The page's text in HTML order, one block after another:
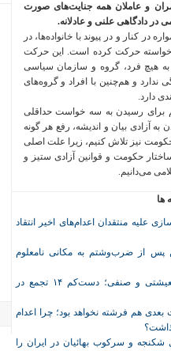
و عاملان همه جنایت‌های صورت
در دادگاهی علنی و عادلانه.
در کنار و در پیوند با خانواده‌ها، در
حرکت کرده است. این حرکت
به هیچ فرد، گروه و سازمان سیاسی
ندارد و هم‌چنین با افراد و گروه‌های
دارد.
برای رسیدن به سه خواست حداقلی
به آزادی بیان و اندیشه، رفع هر گونه
حکومت نیز تلاش کنیم، زیرا علت اصلی
حکومت و قوانین آزادی ستیز و
می‌دانیم.
ها
علیه منتقدان اعدام‌های اخیر انتقاد
پس از ضرب‌وشتم به مکانی نامعلوم
موج تازه اعتراض‌های معیشتی و صنفی؛ دست‌کم ۱۴ تجمع در
هم فرشته نخواهد بود؛ چرا اعدام
و سرکوب بهائیان در ایران را